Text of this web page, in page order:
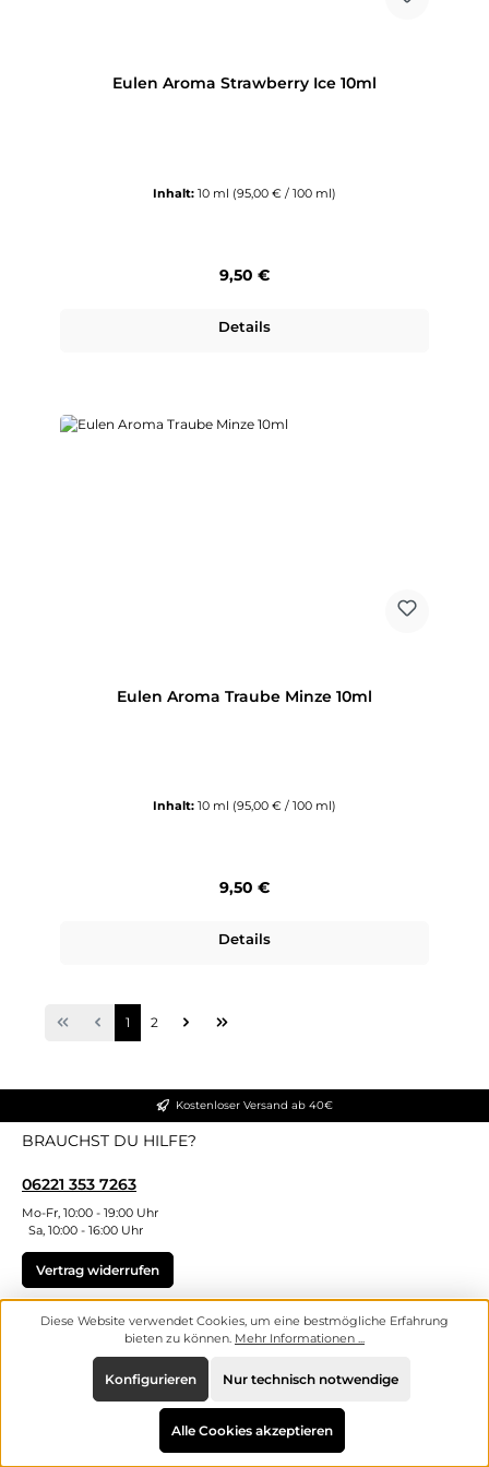
Eulen Aroma Strawberry Ice 10ml
Inhalt: 10 ml (95,00 € / 100 ml)
Regulärer Preis:
9,50 €
Details
Eulen Aroma Traube Minze 10ml
Inhalt: 10 ml (95,00 € / 100 ml)
Regulärer Preis:
9,50 €
Details
Seite
1 Seite
2
Kostenloser Versand ab 40€
BRAUCHST DU HILFE?
06221 353 7263
Mo-Fr, 10:00 - 19:00 Uhr
Sa, 10:00 - 16:00 Uhr
Vertrag widerrufen
ZAHLUNGSARTEN
VERSANDARTEN
SICHER EINKAUFEN
UNSERE VORTEILE
Diese Website verwendet Cookies, um eine bestmögliche Erfahrung
bieten zu können. Mehr Informationen ...
Nur technisch notwendige
Konfigurieren
Alle Cookies akzeptieren